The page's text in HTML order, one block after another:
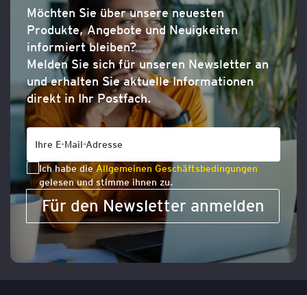
Möchten Sie über unsere neuesten
Produkte, Angebote und Neuigkeiten
informiert bleiben?
Melden Sie sich für unseren Newsletter an
und erhalten Sie aktuelle Informationen
direkt in Ihr Postfach.
Ich habe dieAllgemeinen Geschäftsbedingungen
gelesen und stimme ihnen zu.
Für den Newsletter anmelden